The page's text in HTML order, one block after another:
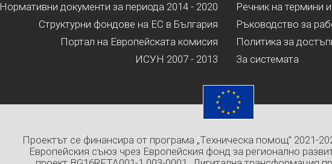
Нормативни документи за периода 2014 - 2020
Структурни фондове на ЕС в България
Портал на Европейската комисия
ИСУН 2007 - 2013
Речник на термини
Ръководство за
Политика за
За системата
Проектът се финансира от програма „Техническа помощ” 2021-
Европейския съюз чрез Европейския фонд за регионално